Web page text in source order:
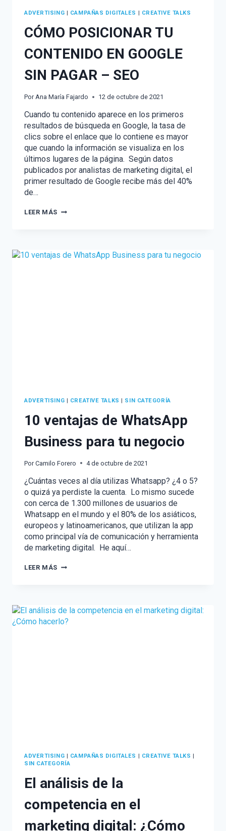
ADVERTISING CAMPAÑAS DIGITALES CREATIVE TALKS
CÓMO POSICIONAR TU
CONTENIDO EN GOOGLE
SIN PAGAR – SEO
Por Ana María Fajardo 12 de octubre de 2021
Cuando tu contenido aparece en los primeros
resultados de búsqueda en Google, la tasa de
clics sobre el enlace que lo contiene es mayor
que cuando la información se visualiza en los
últimos lugares de la página. Según datos
publicados por analistas de marketing digital, el
primer resultado de Google recibe más del 40%
de…
LEER MÁS CÓMO
GOOGLE
ADVERTISING | CREATIVE TALKS | SIN CATEGORÍA
10 ventajas de WhatsApp
Business para tu negocio
Por Camilo Forero 4 de octubre de 2021
¿Cuántas veces al día utilizas Whatsapp? ¿4 o 5?
o quizá ya perdiste la cuenta. Lo mismo sucede
con cerca de 1.300 millones de usuarios de
Whatsapp en el mundo y el 80% de los asiáticos,
europeos y latinoamericanos, que utilizan la app
como principal vía de comunicación y herramienta
de marketing digital. He aquí…
LEER MÁS 10
PARA
TU
NEGOCIO
ADVERTISING | CAMPAÑAS DIGITALES | CREATIVE TALKS |
SIN CATEGORÍA
El análisis de la
competencia en el
marketing digital: ¿Cómo